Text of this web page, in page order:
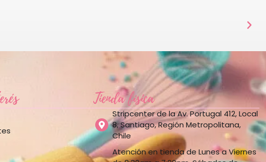
Tienda física
Stripcenter de la Av. Portugal 412, Local
8, Santiago, Región Metropolitana,
Chile
Atención en tienda de Lunes a Viernes